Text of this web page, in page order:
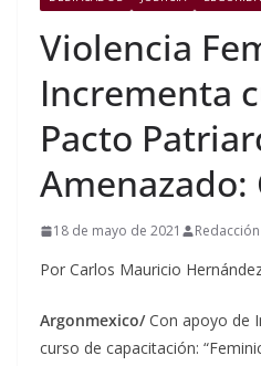
Violencia
Incrementa
Pacto
Amenazado:
18 de mayo de 2021
Por Carlos Mauricio
Argonmexico/Con apoyo de
curso de capacitación: